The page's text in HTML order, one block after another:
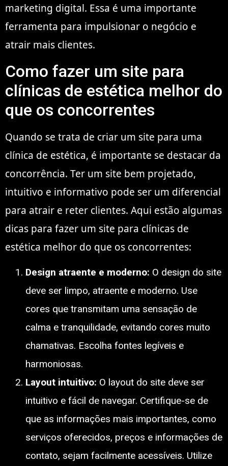
marketing digital. Essa é uma importante
ferramenta para impulsionar o negócio e
atrair mais clientes.
Como fazer um site para
clínicas de estética melhor do
que os concorrentes
Quando se trata de criar um site para uma
clínica de estética, é importante se destacar da
concorrência. Ter um site bem projetado,
intuitivo e informativo pode ser um diferencial
para atrair e reter clientes. Aqui estão algumas
dicas para fazer um site para clínicas de
estética melhor do que os concorrentes:
Design atraente e moderno: O design do site
deve ser limpo, atraente e moderno. Use
cores que transmitam uma sensação de
calma e tranquilidade, evitando cores muito
chamativas. Escolha fontes legíveis e
harmoniosas.
Layout intuitivo: O layout do site deve ser
intuitivo e fácil de navegar. Certifique-se de
que as informações mais importantes, como
serviços oferecidos, preços e informações de
contato, sejam facilmente acessíveis. Utilize